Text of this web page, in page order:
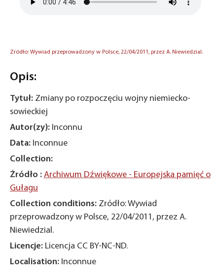
Zródło: Wywiad przeprowadzony w Polsce, 22/04/2011, przez A. Niewiedzial.
Opis:
Tytuł: Zmiany po rozpoczęciu wojny niemiecko-
sowieckiej
Autor(zy): Inconnu
Data: Inconnue
Collection:
Źródło : Archiwum Dźwiękowe - Europejska pamięć o
Gułagu
Collection conditions: Zródło: Wywiad
przeprowadzony w Polsce, 22/04/2011, przez A.
Niewiedzial.
Licencje: Licencja CC BY-NC-ND.
Localisation: Inconnue